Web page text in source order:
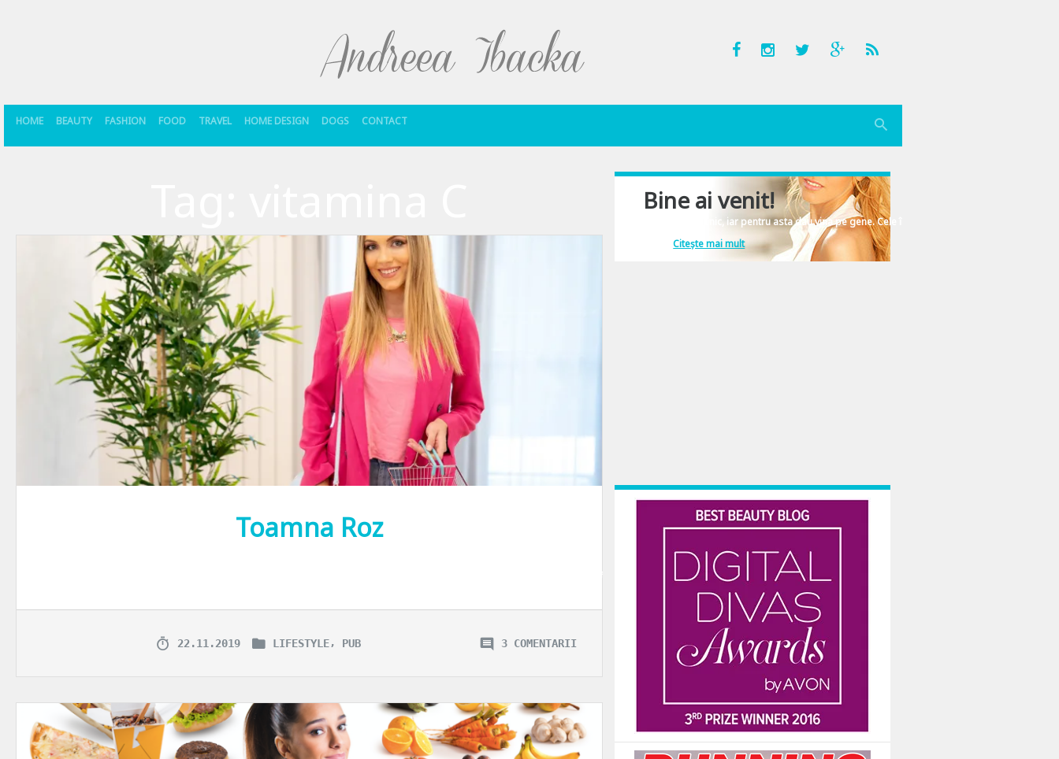
HOME BEAUTY FASHION FOOD TRAVEL HOME DESIGN DOGS CONTACT
Toamna Roz
Nu că mă laud, dar pe cuvânt de cercetaș că n-am mai fost răcită de când eram mică. Să tot fie 2 – 3 ani de la ultimul nas înfundat, gât iritat ori trup înfierbântat. Nici nu mai știu pe unde-mi sunt batistele… Și, totuși,
22.11.2019 LIFESTYLE, PUB 3 COMENTARII
Bine ai venit!
Îmi place să comunic, iar pentru asta dau vina pe gene. Cele înscrise în ADN-ul femeiesc.
Citește mai mult